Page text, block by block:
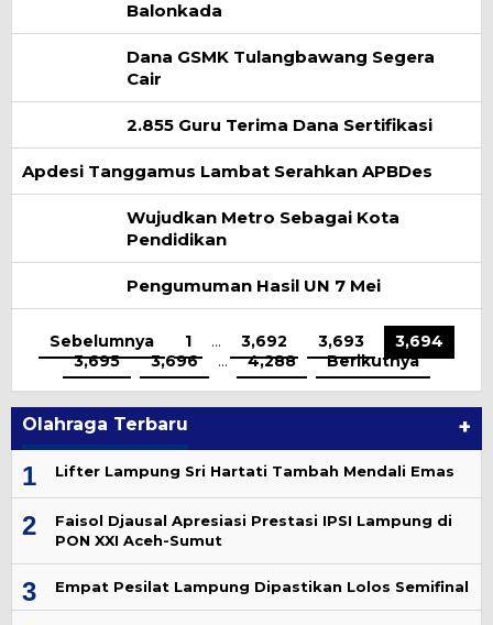
Balonkada
Dana GSMK Tulangbawang Segera
Cair
2.855 Guru Terima Dana Sertifikasi
Apdesi Tanggamus Lambat Serahkan APBDes
Wujudkan Metro Sebagai Kota
Pendidikan
Pengumuman Hasil UN 7 Mei
Sebelumnya 1 … 3,692 3,693
3,694
3,695
3,696 … 4,288 Berikutnya
Olahraga Terbaru +
1 Lifter Lampung Sri Hartati Tambah Mendali Emas
2
Faisol Djausal Apresiasi Prestasi IPSI Lampung di
PON XXI Aceh-Sumut
3 Empat Pesilat Lampung Dipastikan Lolos Semifinal